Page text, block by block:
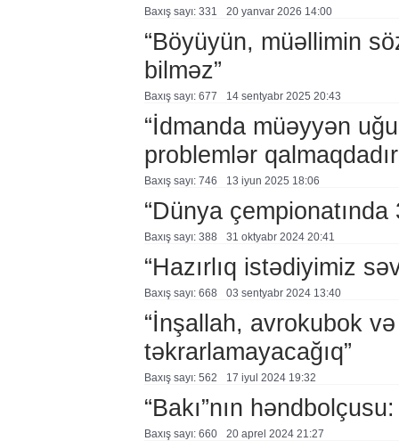
Baxış sayı: 331 20 yanvar 2026 14:00
“Böyüyün, müəllimin
bilməz”
Baxış sayı: 677 14 sentyabr 2025 20:43
“İdmanda müəyyən
problemlər
Baxış sayı: 746 13 i̇yun 2025 18:06
“Dünya çempionatında
Baxış sayı: 388 31 oktyabr 2024 20:41
“Hazırlıq istədiyimiz
Baxış sayı: 668 03 sentyabr 2024 13:40
“İnşallah, avrokubok
təkrarlamayacağıq”
Baxış sayı: 562 17 i̇yul 2024 19:32
“Bakı”nın
Baxış sayı: 660 20 aprel 2024 21:27